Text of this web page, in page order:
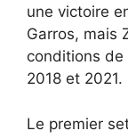
une victoire
Garros, mais
conditions de
2018 et 2021.
Le premier